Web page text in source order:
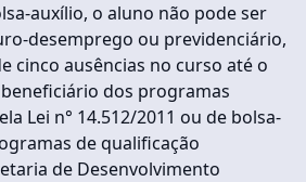
auxílio, o aluno não pode ser
desemprego ou previdenciário,
cinco ausências no curso até o
beneficiário dos programas
Lei n° 14.512/2011 ou de bolsa-
de qualificação
de Desenvolvimento